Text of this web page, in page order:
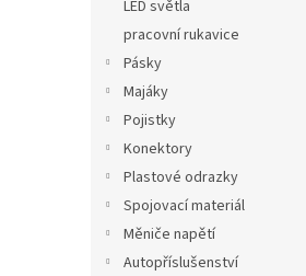
LED světla
pracovní rukavice
Pásky
Majáky
Pojistky
Konektory
Plastové odrazky
Spojovací materiál
Měniče napětí
Autopříslušenství